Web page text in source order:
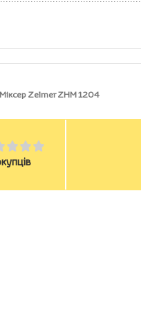
Міксер Zelmer ZHM 1204